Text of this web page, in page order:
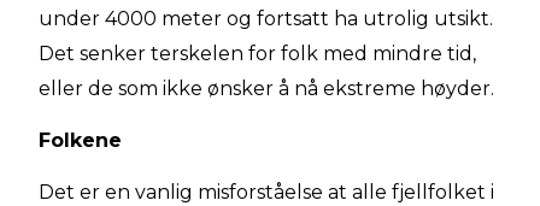
under 4000 meter og fortsatt ha utrolig utsikt.
Det senker terskelen for folk med mindre tid,
eller de som ikke ønsker å nå ekstreme høyder.
Folkene
Det er en vanlig misforståelse at alle fjellfolket i